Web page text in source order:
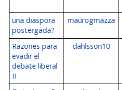
una diaspora
postergada?
maurogmazza
Razones para
evadir el
debate liberal
II
dahlsson10